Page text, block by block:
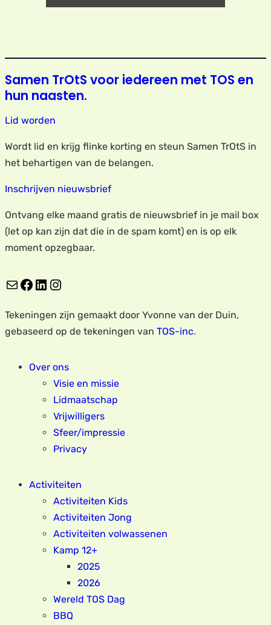
Samen TrOtS voor iedereen met TOS en
hun naasten.
Lid worden
Wordt lid en krijg flinke korting en steun Samen TrOtS in
het behartigen van de belangen.
Inschrijven nieuwsbrief
Ontvang elke maand gratis de nieuwsbrief in je mail box
(let op kan zijn dat die in de spam komt) en is op elk
moment opzegbaar.
E-mail Facebook LinkedIn Instagram
Tekeningen zijn gemaakt door Yvonne van der Duin,
gebaseerd op de tekeningen van TOS-inc.
Over ons
Visie en missie
Lidmaatschap
Vrijwilligers
Sfeer/impressie
Privacy
Activiteiten
Activiteiten Kids
Activiteiten Jong
Activiteiten volwassenen
Kamp 12+
2025
2026
Wereld TOS Dag
BBQ